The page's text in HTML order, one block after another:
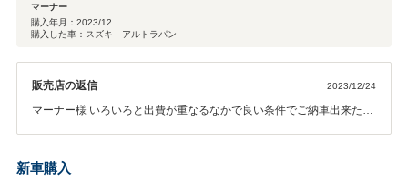
マーナー
購入年月： 2023/12
購入した車：スズキ アルトラパン
販売店の返信 2023/12/24
マーナー様 いろいろと出費が重なるなかで良い条件でご納車出来たか
けたら何よりです。今後もしっかりフォローさせていただきますので
安心してカーライフをお楽しみください。ありがとうございまし
新車購入